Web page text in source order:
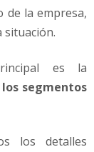
de la empresa,
situación.
es la
segmentos
los detalles